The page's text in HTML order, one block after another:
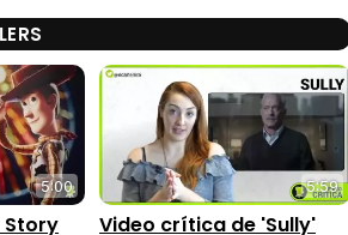
5:00
Story
5:59
Video crítica de 'Sully'